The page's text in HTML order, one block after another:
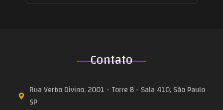
Contato
Rua Verbo Divino, 2001 - Torre B - Sala 410, São Paulo
SP